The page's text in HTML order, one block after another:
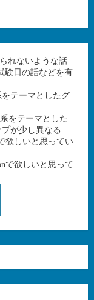
れないような話
験日の話などを有
をテーマとしたグ
をテーマとした
が少し異なる
欲しいと思ってい
で欲しいと思って